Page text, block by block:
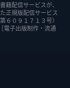
籍配信サービスが、
正規版配信サービス
６０９１７１３号）
電子出版制作・流通